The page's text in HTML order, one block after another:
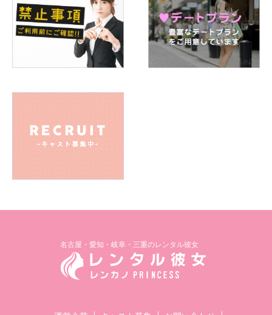
名古屋・愛知・岐阜・三重のレンタル彼女